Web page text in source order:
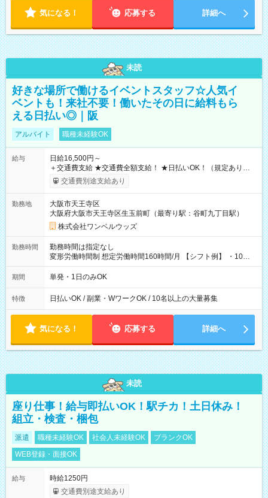
気になる！ 応募する 詳細へ
未読
好きな場所で働けるイベントスタッフ☆人気イ
ベントも！来社不要！働いたその日に給料もら
える日払い◎｜阪
アルバイト 職種未経験OK
給与
日給16,500円～
＋交通費支給 ★交通費全額支給！ ★日払いOK！（規定あり） ┗
働いたその日に現金GET♪ お仕事後はコンビニATMから 日払
交通費別途支給あり
勤務地
大阪市天王寺区
大阪府大阪市天王寺区生玉前町（最寄り駅：谷町九丁目駅）
株式会社ワンベルウッズ
勤務時間
勤務時間は指定なし
変形労働時間制 想定労働時間160時間/月 【シフト例】 ・10：
00～20：00
期間 単発・1日のみOK
特徴 日払いOK / 副業・WワークOK / 10名以上の大量募集
気になる！ 応募する 詳細へ
未読
座り仕事！給与即払いOK！駅チカ！土日休み！
組立・検査・梱包
派遣 職種未経験OK 社会人未経験OK
ブランクOK
WEB登録・面接OK
給与
時給1250円
交通費別途支給あり